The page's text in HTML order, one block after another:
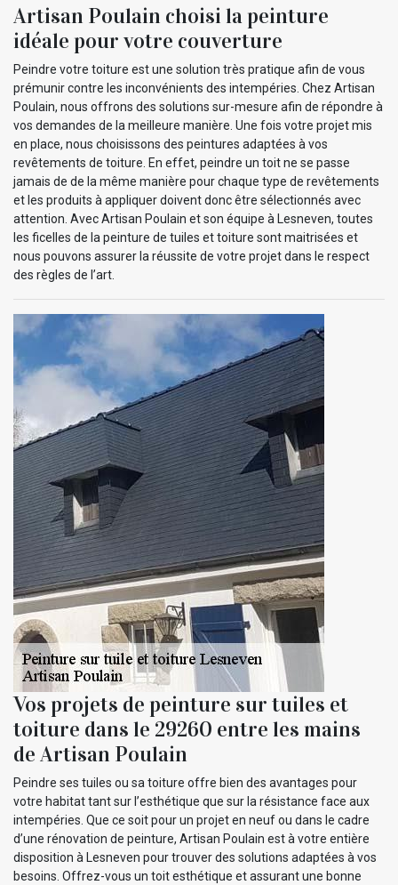
Artisan Poulain choisi la peinture
idéale pour votre couverture
Peindre votre toiture est une solution très pratique afin de vous
prémunir contre les inconvénients des intempéries. Chez Artisan
Poulain, nous offrons des solutions sur-mesure afin de répondre à
vos demandes de la meilleure manière. Une fois votre projet mis
en place, nous choisissons des peintures adaptées à vos
revêtements de toiture. En effet, peindre un toit ne se passe
jamais de de la même manière pour chaque type de revêtements
et les produits à appliquer doivent donc être sélectionnés avec
attention. Avec Artisan Poulain et son équipe à Lesneven, toutes
les ficelles de la peinture de tuiles et toiture sont maitrisées et
nous pouvons assurer la réussite de votre projet dans le respect
des règles de l’art.
Vos projets de peinture sur tuiles et
toiture dans le 29260 entre les mains
de Artisan Poulain
Peindre ses tuiles ou sa toiture offre bien des avantages pour
votre habitat tant sur l’esthétique que sur la résistance face aux
intempéries. Que ce soit pour un projet en neuf ou dans le cadre
d’une rénovation de peinture, Artisan Poulain est à votre entière
disposition à Lesneven pour trouver des solutions adaptées à vos
besoins. Offrez-vous un toit esthétique et assurant une bonne